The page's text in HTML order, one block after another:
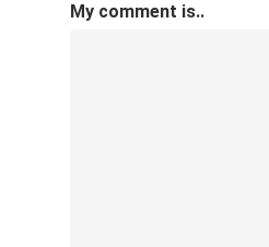
My comment is..